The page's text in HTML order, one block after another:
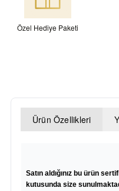
Özel Hediye Paketi
Ürün Özellikleri
Satın aldığınız bu ürün
kutusunda size